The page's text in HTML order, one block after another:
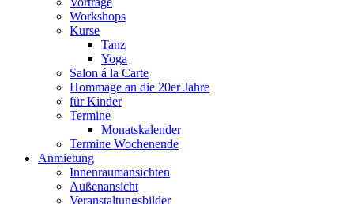
Workshops
Kurse
Tanz
Yoga
Salon á la Carte
Hommage an die 20er Jahre
für Kinder
Termine
Monatskalender
Termine Wochenende
Anmietung
Innenraumansichten
Außenansicht
Veranstaltungsbilder